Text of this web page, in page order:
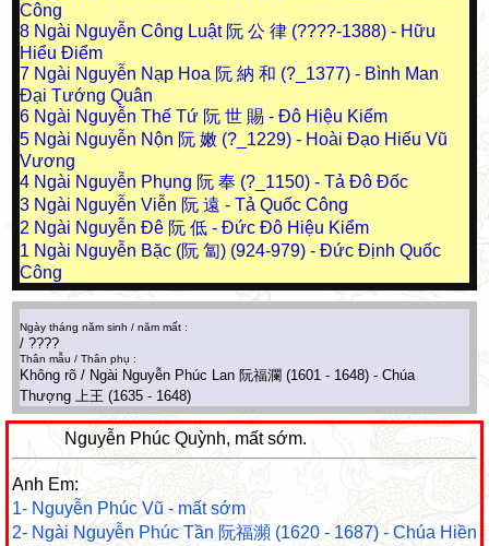
Công
8 Ngài Nguyễn Công Luật 阮 公 律 (????-1388) - Hữu
Hiểu Điểm
7 Ngài Nguyễn Nạp Hoa 阮 納 和 (?_1377) - Bình Man
Đại Tướng Quân
6 Ngài Nguyễn Thế Tứ 阮 世 賜 - Đô Hiệu Kiểm
5 Ngài Nguyễn Nộn 阮 嫩 (?_1229) - Hoài Đạo Hiếu Vũ
Vương
4 Ngài Nguyễn Phụng 阮 奉 (?_1150) - Tả Đô Đốc
3 Ngài Nguyễn Viễn 阮 遠 - Tả Quốc Công
2 Ngài Nguyễn Đê 阮 低 - Đức Đô Hiệu Kiểm
1 Ngài Nguyễn Bặc (阮 匐) (924-979) - Đức Định Quốc
Công
Ngày tháng năm sinh / năm mất :
/ ????
Thân mẫu / Thân phụ :
Không rõ / Ngài Nguyễn Phúc Lan 阮福瀾 (1601 - 1648) - Chúa
Thượng 上王 (1635 - 1648)
Nguyễn Phúc Quỳnh, mất sớm.
Anh Em:
1- Nguyễn Phúc Vũ - mất sớm
2- Ngài Nguyễn Phúc Tần 阮福瀕 (1620 - 1687) - Chúa Hiền